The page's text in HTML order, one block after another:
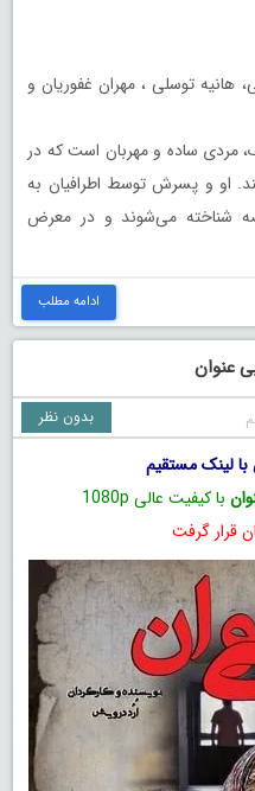
هانیه توسلی ، مهران غفوریان و
مردی ساده و مهربان است که در
او و پسرش توسط اطرافیان به
شناخته می‌شوند و در معرض
ادامه مطلب
عنوان
بدون نظر
با لینک مستقیم
با کیفیت عالی 1080p
قرار گرفت